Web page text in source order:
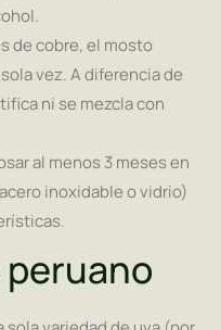
de cobre, el mosto
vez. A diferencia de
ni se mezcla con
al menos 3 meses en
inoxidable o vidrio)
peruano